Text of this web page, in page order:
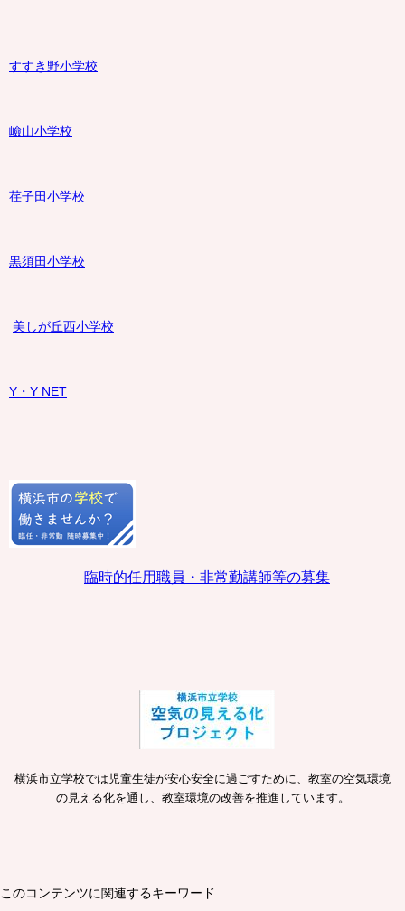
すすき野小学校
嶮山小学校
荏子田小学校
黒須田小学校
美しが丘西小学校
Y・Y NET
臨時的任用職員・非常勤講師等の募集
横浜市立学校では児童生徒が安心安全に過ごすために、教室の空気環境
の見える化を通し、教室環境の改善を推進しています。
このコンテンツに関連するキーワード